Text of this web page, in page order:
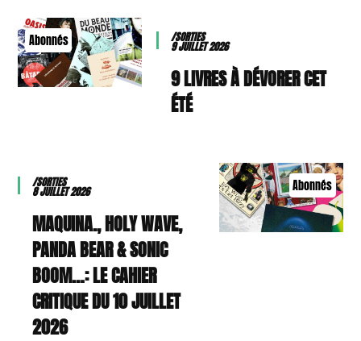
Abonnés /SORTIES
9 JUILLET 2026
9 LIVRES À DÉVORER CET
ÉTÉ
Abonnés
/SORTIES
8 JUILLET 2026
MAQUINA., HOLY WAVE,
PANDA BEAR & SONIC
BOOM…: LE CAHIER
CRITIQUE DU 10 JUILLET
2026